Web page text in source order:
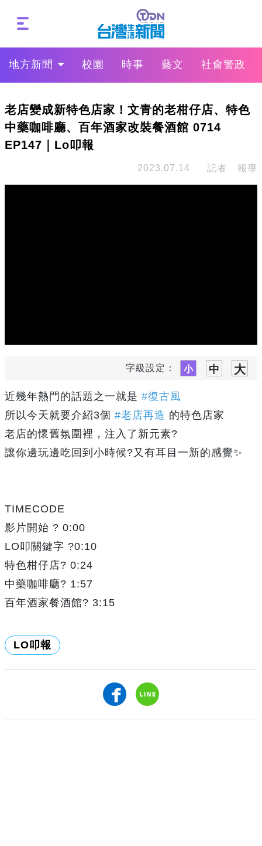
地方新聞 校園 時事 藝文 社會警政
老店變成新特色店家！文青的老柑仔店、特色
中藥咖啡廳、百年酒家改裝餐酒館 0714
EP147｜Lo叩報
2023.07.14 記者 報導
字級設定：
近幾年熱門的話題之一就是 #復古風
所以今天就要介紹3個 #老店再造 的特色店家
老店的懷舊氛圍裡，注入了新元素?
讓你邊玩邊吃回到小時候?又有耳目一新的感覺✨
TIMECODE
影片開始 ? 0:00
LO叩關鍵字 ?0:10
特色柑仔店? 0:24
中藥咖啡廳? 1:57
百年酒家餐酒館? 3:15
LO叩報